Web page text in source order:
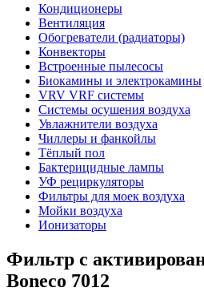
Кондиционеры
Вентиляция
Обогреватели (радиаторы)
Конвекторы
Встроенные пылесосы
Биокамины и электрокамины
VRV VRF системы
Системы осушения воздуха
Увлажнители воздуха
Чиллеры и фанкойлы
Тёплый пол
Бактерицидные лампы
УФ рециркуляторы
Фильтры для моек воздуха
Мойки воздуха
Ионизаторы
Фильтр с
Boneco 7012